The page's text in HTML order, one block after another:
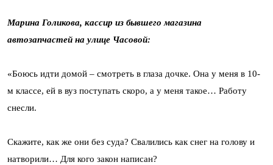
Марина Голикова, кассир из бывшего магазина
автозапчастей на улице Часовой:
«Боюсь идти домой – смотреть в глаза дочке. Она у меня в 10-
м классе, ей в вуз поступать скоро, а у меня такое… Работу
снесли.
Скажите, как же они без суда? Свалились как снег на голову и
натворили… Для кого закон написан?